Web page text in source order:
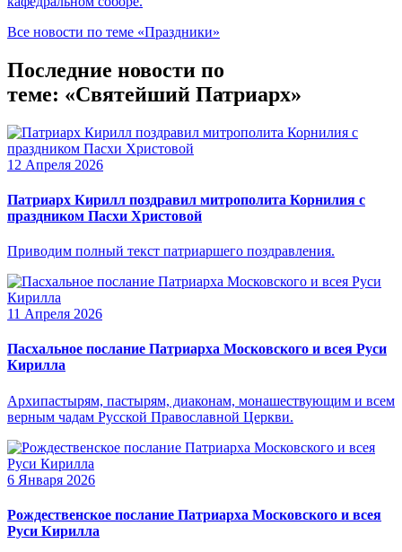
Все новости по теме «Праздники»
Последние новости по
теме: «Святейший Патриарх»
12 Апреля 2026
Патриарх Кирилл поздравил митрополита Корнилия с
праздником Пасхи Христовой
Приводим полный текст патриаршего поздравления.
11 Апреля 2026
Пасхальное послание Патриарха Московского и всея Руси
Кирилла
Архипастырям, пастырям, диаконам, монашествующим и всем
верным чадам Русской Православной Церкви.
6 Января 2026
Рождественское послание Патриарха Московского и всея
Руси Кирилла